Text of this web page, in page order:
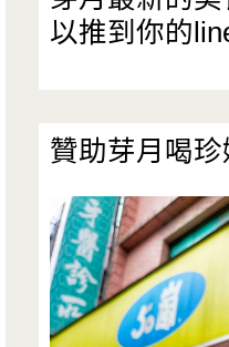
以推到你的
贊助芽月喝珍